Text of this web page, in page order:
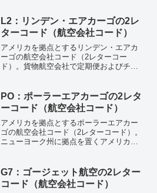
カ、アリゾナ州、フェニックス・2レター
コード（IATAコード...
L2：リンデン・エアカーゴの2レ
ターコード（航空会社コード）
アメリカを拠点とするリンデン・エアカ
ーゴの航空会社コード（2レターコー
ド）。貨物航空会社で定期便およびチャ
ジ・2レターコード（IATAコード）：
L2・3レターコード（IC...
PO：ポーラーエアカーゴの2レタ
ーコード（航空会社コード）
アメリカを拠点とするポーラーエアカー
ゴの航空会社コード（2レターコード）。
ニューヨーク州に拠点を置くアメリカの
期貨物便やチャーター貨物便を運航して
いる。・ベース：アメリ...
G7：ゴージェット航空の2レター
コード（航空会社コード）